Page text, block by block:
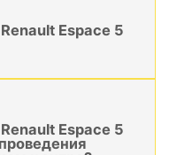
Espace 5
Espace 5